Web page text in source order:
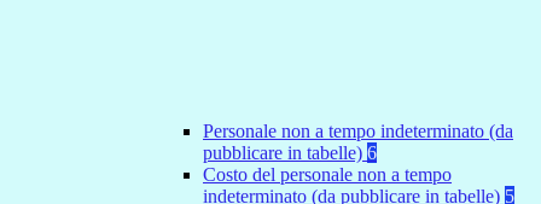
Personale non a tempo indeterminato (da
pubblicare in tabelle) 6
Costo del personale non a tempo
indeterminato (da pubblicare in tabelle) 5